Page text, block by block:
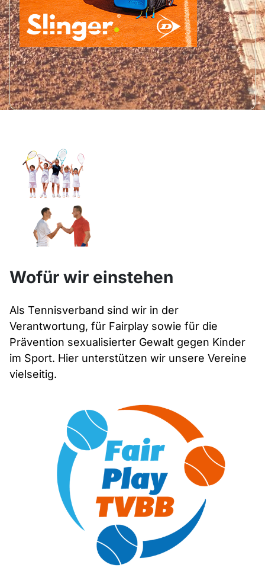
Wofür wir einstehen
Als Tennisverband sind wir in der
Verantwortung, für Fairplay sowie für die
Prävention sexualisierter Gewalt gegen Kinder
im Sport. Hier unterstützen wir unsere Vereine
vielseitig.